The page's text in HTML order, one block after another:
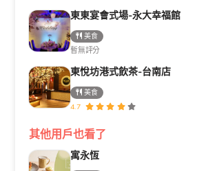
東東宴會式場-永大幸福館
美食
暫無評分
東悅坊港式飲茶-台南店
美食
4.7
其他用戶也看了
寓永恆